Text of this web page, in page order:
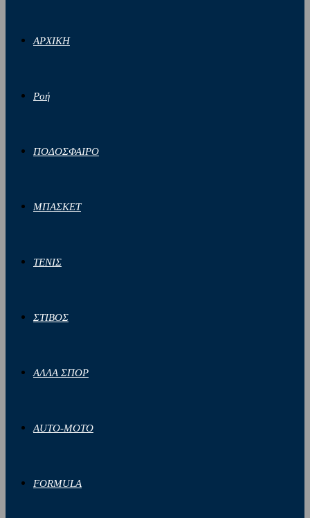
ΑΡΧΙΚΗ
Ροή
ΠΟΔΟΣΦΑΙΡΟ
ΜΠΑΣΚΕΤ
ΤΕΝΙΣ
ΣΤΙΒΟΣ
ΑΛΛΑ ΣΠΟΡ
AUTO-MOTO
FORMULA